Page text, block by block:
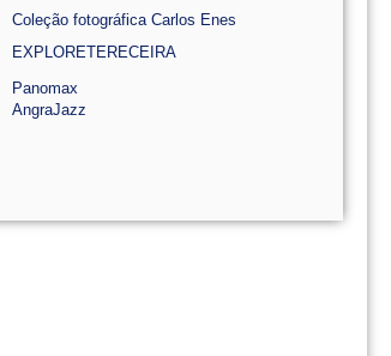
Coleção fotográfica Carlos Enes
EXPLORETERECEIRA
Panomax
AngraJazz